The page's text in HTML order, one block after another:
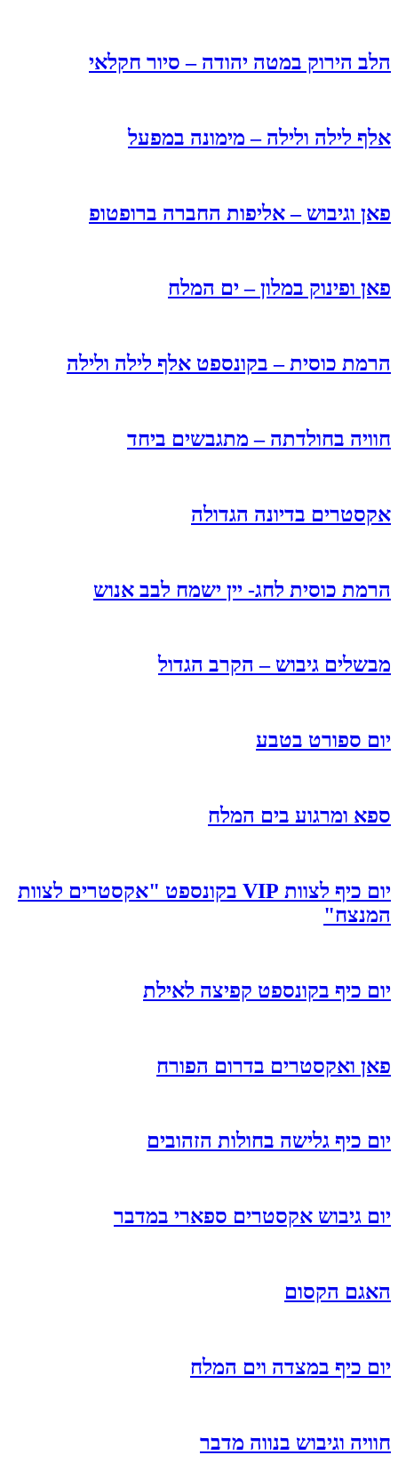
הלב הירוק במטה יהודה – סיור חקלאי
אלף לילה ולילה – מימונה במפעל
פאן וגיבוש – אליפות החברה ברופטופ
פאן ופינוק במלון – ים המלח
הרמת כוסית – בקונספט אלף לילה ולילה
חוויה בחולדתה – מתגבשים ביחד
אקסטרים בדיונה הגדולה
הרמת כוסית לחג- יין ישמח לבב אנוש
מבשלים גיבוש – הקרב הגדול
יום ספורט בטבע
ספא ומרגוע בים המלח
יום כיף לצוות VIP בקונספט "אקסטרים לצוות
המנצח"
יום כיף בקונספט קפיצה לאילת
פאן ואקסטרים בדרום הפורח
יום כיף גלישה בחולות הזהובים
יום גיבוש אקסטרים ספארי במדבר
האגם הקסום
יום כיף במצדה וים המלח
חוויה וגיבוש בנווה מדבר